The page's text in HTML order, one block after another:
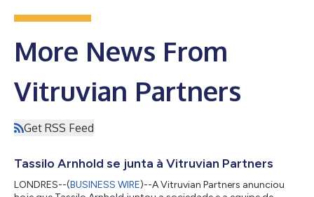
More News From
Vitruvian Partners
Get RSS Feed
Tassilo Arnhold se junta à Vitruvian Partners
LONDRES--(BUSINESS WIRE)--A Vitruvian Partners anunciou